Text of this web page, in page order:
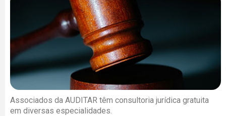
Associados da AUDITAR têm consultoria jurídica gratuita
em diversas especialidades.